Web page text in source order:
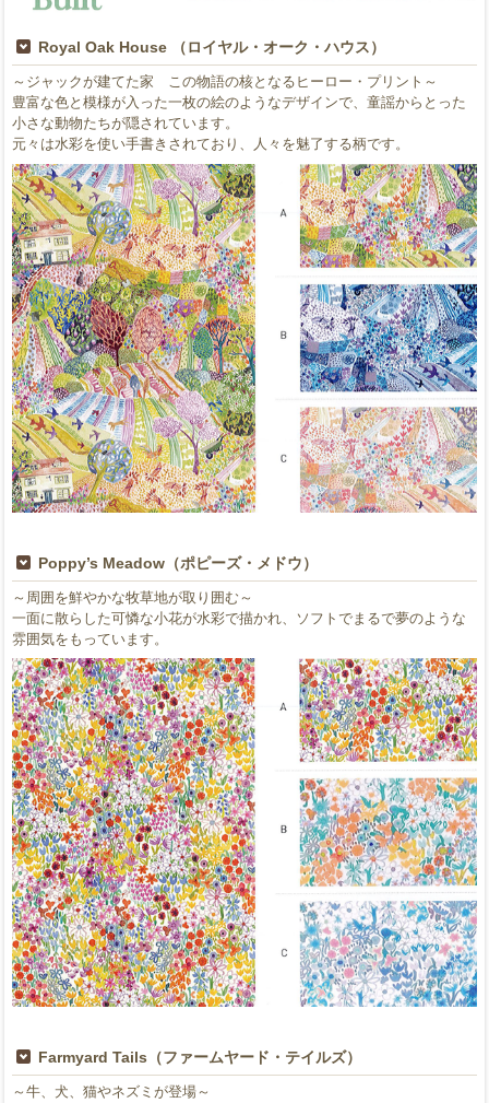
Royal Oak House （ロイヤル・オーク・ハウス）
～ジャックが建てた家 この物語の核となるヒーロー・プリント～
豊富な色と模様が入った一枚の絵のようなデザインで、童謡からとった
小さな動物たちが隠されています。
元々は水彩を使い手書きされており、人々を魅了する柄です。
Poppy’s Meadow（ポピーズ・メドウ）
～周囲を鮮やかな牧草地が取り囲む～
一面に散らした可憐な小花が水彩で描かれ、ソフトでまるで夢のような
雰囲気をもっています。
Farmyard Tails（ファームヤード・テイルズ）
～牛、犬、猫やネズミが登場～